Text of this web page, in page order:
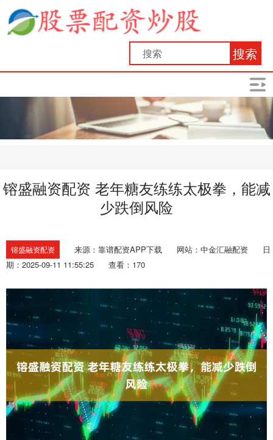
搜索
镕盛融资配资 老年糖友练练太极拳，能减
少跌倒风险
镕盛融资配资 来源：靠谱配资APP下载 网站：中金汇融配资
日
期：2025-09-11 11:55:25
查看：170